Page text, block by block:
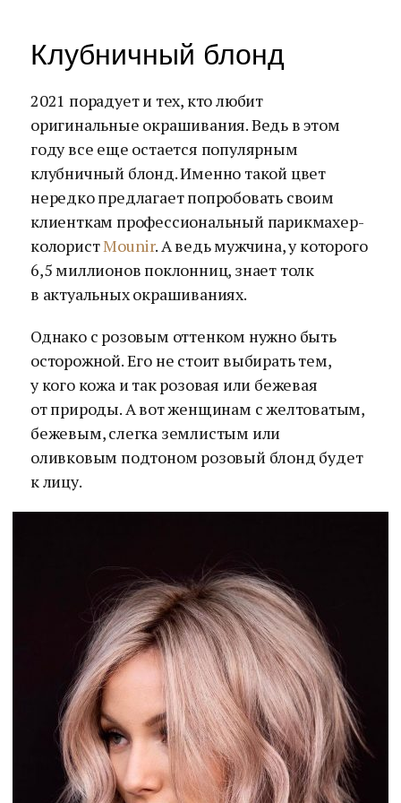
Клубничный блонд
2021 порадует и тех, кто любит
оригинальные окрашивания. Ведь в этом
году все еще остается популярным
клубничный блонд. Именно такой цвет
нередко предлагает попробовать своим
клиенткам профессиональный парикмахер-
колористMounir. А ведь мужчина, у которого
6,5 миллионов поклонниц, знает толк
в актуальных окрашиваниях.
Однако с розовым оттенком нужно быть
осторожной. Его не стоит выбирать тем,
у кого кожа и так розовая или бежевая
от природы. А вот женщинам с желтоватым,
бежевым, слегка землистым или
оливковым подтоном розовый блонд будет
к лицу.